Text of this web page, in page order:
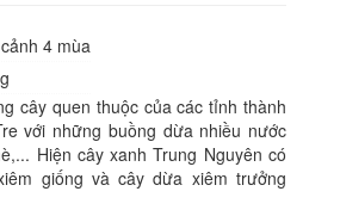
4 mùa
cây quen thuộc của các tỉnh thành
với những buồng dừa nhiều nước
Hiện cây xanh Trung Nguyên có
giống và cây dừa xiêm trưởng